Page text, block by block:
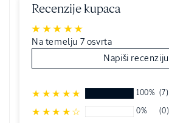
Recenzije kupaca
Na temelju 7 osvrta
Napiši recenziju
100% (7)
0% (0)